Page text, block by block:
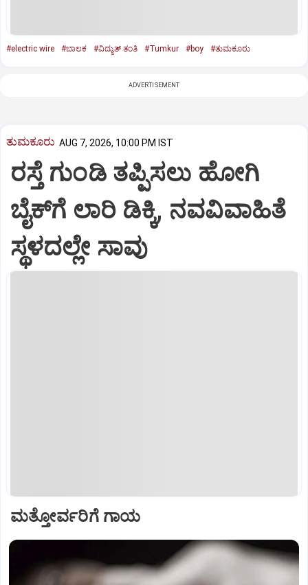
#electric wire #ಬಾಲಕ #ವಿದ್ಯುತ್‌ ತಂತಿ #Tumkur #boy #ತುಮಕೂರು
ADVERTISEMENT
ತುಮಕೂರು AUG 7, 2026, 10:00 PM IST
ರಸ್ತೆ ಗುಂಡಿ ತಪ್ಪಿಸಲು ಹೋಗಿ
ಬೈಕ್‌ಗೆ ಲಾರಿ ಡಿಕ್ಕಿ, ನವವಿವಾಹಿತೆ
ಸ್ಥಳದಲ್ಲೇ ಸಾವು
ಮತ್ತೋರ್ವರಿಗೆ ಗಾಯ